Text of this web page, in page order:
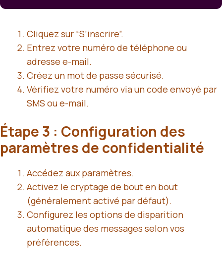
Cliquez sur “S’inscrire”.
Entrez votre numéro de téléphone ou
adresse e-mail.
Créez un mot de passe sécurisé.
Vérifiez votre numéro via un code envoyé par
SMS ou e-mail.
Étape 3 : Configuration des
paramètres de confidentialité
Accédez aux paramètres.
Activez le cryptage de bout en bout
(généralement activé par défaut).
Configurez les options de disparition
automatique des messages selon vos
préférences.